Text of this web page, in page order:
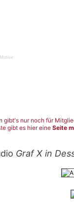
gibt's nur noch für
gibt es hier eineSeite
Graf X in